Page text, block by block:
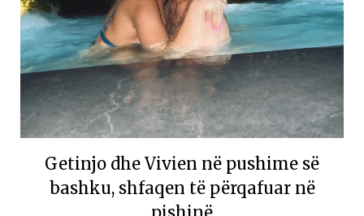
Getinjo dhe Vivien në pushime së
bashku, shfaqen të përqafuar në